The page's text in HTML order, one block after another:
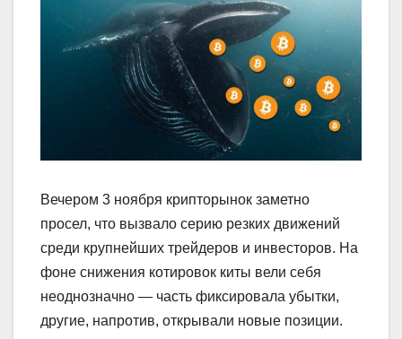
Вечером 3 ноября крипторынок заметно
просел, что вызвало серию резких движений
среди крупнейших трейдеров и инвесторов. На
фоне снижения котировок киты вели себя
неоднозначно — часть фиксировала убытки,
другие, напротив, открывали новые позиции.